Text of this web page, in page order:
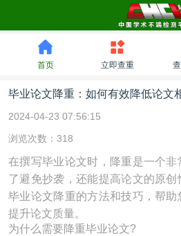
首页 立即查重
毕业论文降重：如何有效降低论文
2024-04-23 07:56:15
浏览次数：318
在撰写毕业论文时，降重是一个
了避免抄袭，还能提高论文的原
毕业论文降重的方法和技巧，帮助
提升论文质量。
为什么需要降重毕业论文?